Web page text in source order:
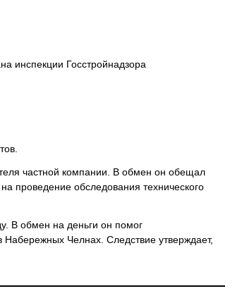
инспекции Госстройнадзора
частной компании. В обмен он обещал
проведение обследования технического
В обмен на деньги он помог
Набережных Челнах. Следствие утверждает,